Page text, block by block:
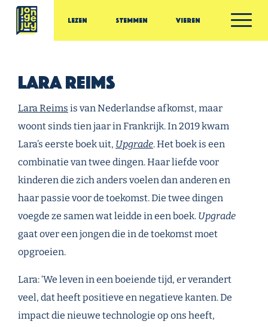
Ga door naar inhoud
Jonge Jury
Lezen Stemmen Vieren
Lara Reims
Lara Reims is van Nederlandse afkomst, maar
woont sinds tien jaar in Frankrijk. In 2019 kwam
Lara’s eerste boek uit, Upgrade. Het boek is een
combinatie van twee dingen. Haar liefde voor
kinderen die zich anders voelen dan anderen en
haar passie voor de toekomst. Die twee dingen
voegde ze samen wat leidde in een boek. Upgrade
gaat over een jongen die in de toekomst moet
opgroeien.
Lara: ‘We leven in een boeiende tijd, er verandert
veel, dat heeft positieve en negatieve kanten. De
impact die nieuwe technologie op ons heeft,